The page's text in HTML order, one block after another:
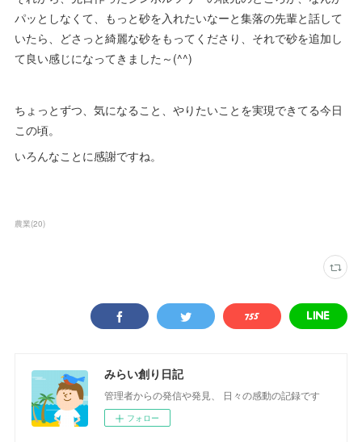
パッとしなくて、もっと砂を入れたいなーと集落の先輩と話して
いたら、どさっと綺麗な砂をもってくださり、それで砂を追加し
て良い感じになってきました～(^^)
ちょっとずつ、気になること、やりたいことを実現できてる今日
この頃。
いろんなことに感謝ですね。
農業(20)
みらい創り日記
管理者からの発信や発見、 日々の感動の記録です
フォロー